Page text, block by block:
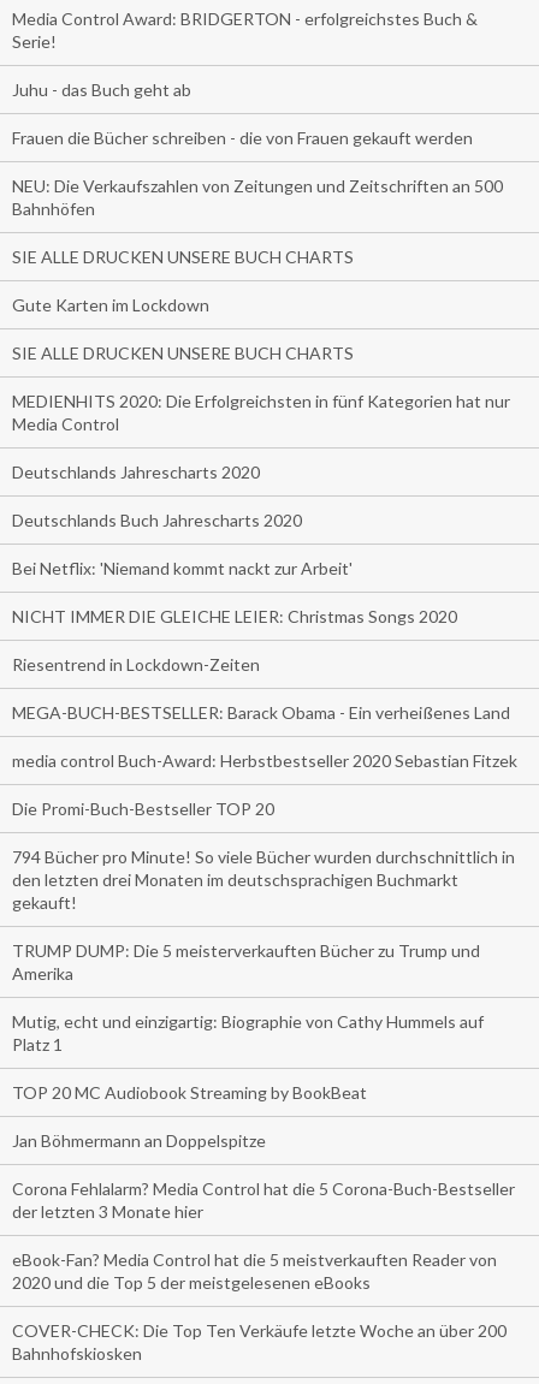
Media Control Award: BRIDGERTON - erfolgreichstes Buch &
Serie!
Juhu - das Buch geht ab
Frauen die Bücher schreiben - die von Frauen gekauft werden
NEU: Die Verkaufszahlen von Zeitungen und Zeitschriften an 500
Bahnhöfen
SIE ALLE DRUCKEN UNSERE BUCH CHARTS
Gute Karten im Lockdown
SIE ALLE DRUCKEN UNSERE BUCH CHARTS
MEDIENHITS 2020: Die Erfolgreichsten in fünf Kategorien hat nur
Media Control
Deutschlands Jahrescharts 2020
Deutschlands Buch Jahrescharts 2020
Bei Netflix: 'Niemand kommt nackt zur Arbeit'
NICHT IMMER DIE GLEICHE LEIER: Christmas Songs 2020
Riesentrend in Lockdown-Zeiten
MEGA-BUCH-BESTSELLER: Barack Obama - Ein verheißenes Land
media control Buch-Award: Herbstbestseller 2020 Sebastian Fitzek
Die Promi-Buch-Bestseller TOP 20
794 Bücher pro Minute! So viele Bücher wurden durchschnittlich in
den letzten drei Monaten im deutschsprachigen Buchmarkt
gekauft!
TRUMP DUMP: Die 5 meisterverkauften Bücher zu Trump und
Amerika
Mutig, echt und einzigartig: Biographie von Cathy Hummels auf
Platz 1
TOP 20 MC Audiobook Streaming by BookBeat
Jan Böhmermann an Doppelspitze
Corona Fehlalarm? Media Control hat die 5 Corona-Buch-Bestseller
der letzten 3 Monate hier
eBook-Fan? Media Control hat die 5 meistverkauften Reader von
2020 und die Top 5 der meistgelesenen eBooks
COVER-CHECK: Die Top Ten Verkäufe letzte Woche an über 200
Bahnhofskiosken